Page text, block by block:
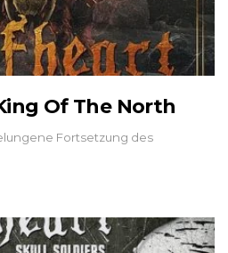
Of The North
Fortsetzung des